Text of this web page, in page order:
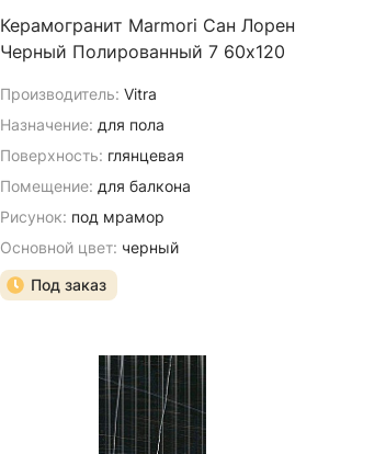
Керамогранит Marmori Сан Лорен
Черный Полированный 7 60х120
Производитель: Vitra
Назначение: для пола
Поверхность: глянцевая
Помещение: для балкона
Рисунок: под мрамор
Основной цвет: черный
Под заказ